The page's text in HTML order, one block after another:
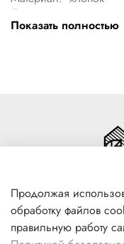
Страна
Рекомендации по
Показать полностью
г.
Продолжая
обработку файлов
правильную работу